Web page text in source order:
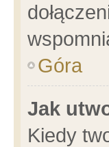
Góra
Jak
Kiedy